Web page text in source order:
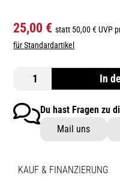
25,00 €statt 50,00 € UVP
für Standardartikel
In
Du hast Fragen zu
Mail uns
KAUF & FINANZIERUNG